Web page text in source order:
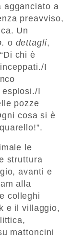
agganciato a
preavviso,
Un
o dettagli,
chi è
I
I
pozze
cosa si è
le
struttura
avanti e
alla
colleghi
e il villaggio,
mattoncini